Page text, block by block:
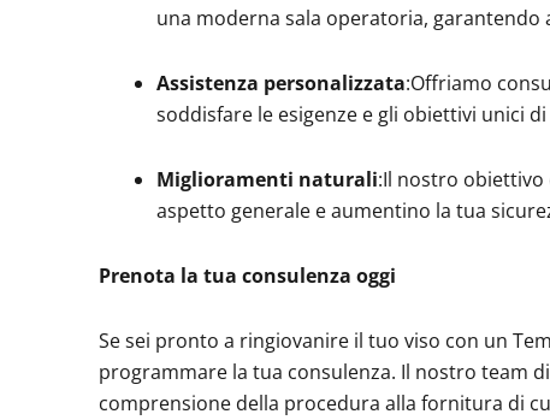
una moderna sala operatoria,
Assistenza personalizzata:Offriamo
soddisfare le esigenze e gli obiettivi unici
Miglioramenti naturali:Il nostro
aspetto generale e aumentino la tua
Prenota la tua consulenza oggi
Se sei pronto a ringiovanire il tuo viso con un
programmare la tua consulenza. Il nostro team
comprensione della procedura alla fornitura di